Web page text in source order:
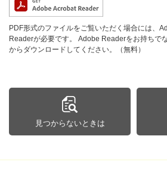
PDF形式のファイルをご覧いただく場合には、
Readerが必要です。
Adobe Readerをお持ちで
からダウンロードしてください。（無料）
見つからないときは